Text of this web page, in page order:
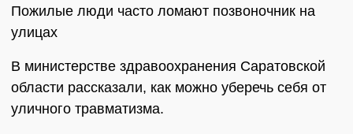
Пожилые люди часто ломают позвоночник на
улицах
В министерстве здравоохранения Саратовской
области рассказали, как можно уберечь себя от
уличного травматизма.